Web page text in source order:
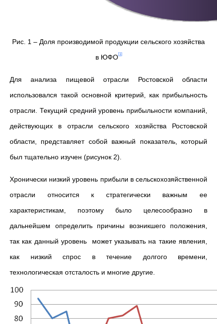
Рис. 1 – Доля производимой продукции сельского хозяйства
в ЮФО[1]
Для анализа пищевой отрасли Ростовской области
использовался такой основной критерий, как прибыльность
отрасли. Текущий средний уровень прибыльности компаний,
действующих в отрасли сельского хозяйства Ростовской
области, представляет собой важный показатель, который
был тщательно изучен (рисунок 2).
Хронически низкий уровень прибыли в сельскохозяйственной
отрасли относится к стратегически важным ее
характеристикам, поэтому было целесообразно в
дальнейшем определить причины возникшего положения,
так как данный уровень может указывать на такие явления,
как низкий спрос в течение долгого времени,
технологическая отсталость и многие другие.